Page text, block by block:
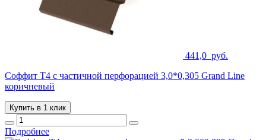
441,0 руб.
Соффит T4 с частичной перфорацией 3,0*0,305 Grand Line
коричневый
Купить в 1 клик
Подробнее